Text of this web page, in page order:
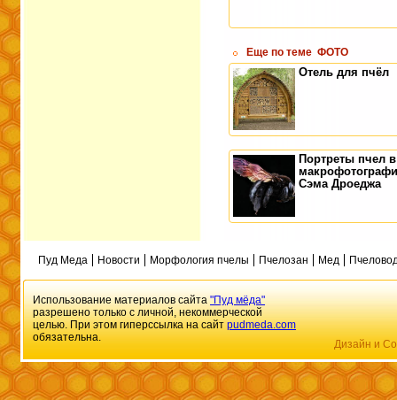
Еще по теме ФОТО
Отель для пчёл
Портреты пчел в
Сэма Дроеджа
Пуд Меда Новости Морфология пчелы Пчелозан Мед
Использование материалов сайта"Пуд мёда"
разрешено только с личной, некоммерческой
целью. При этом гиперссылка на сайтpudmeda.com
обязательна.
Дизайн и